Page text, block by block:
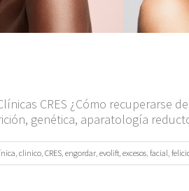
CRES ¿Cómo recuperarse
genética, aparatología
, clinico, CRES, engordar, evolift, excesos, facial,